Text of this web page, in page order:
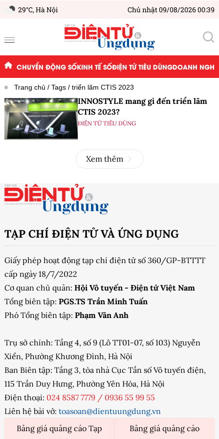
29°C,Hà Nội Chủ nhật 09/08/2026 00:39
CHUYỂN ĐỘNG SỐKINH TẾ SỐĐIỆN TỬ TIÊU DÙNGDOANH
Trang chủ Tags triển lãm CTIS 2023
INNOSTYLE mang gì đến triển lãm
CTIS 2023?
ĐIỆN TỬ TIÊU DÙNG
Xem thêm
TẠP CHÍ ĐIỆN TỬ VÀ ỨNG DỤNG
Giấy phép hoạt động tạp chí điện tử số 360/GP-BTTTT
cấp ngày 18/7/2022
Cơ quan chủ quản: Hội Vô tuyến - Điện tử Việt Nam
Tổng biên tập: PGS.TS Trần Minh Tuấn
Phó Tổng biên tập: Phạm Văn Anh
Trụ sở chính: Tầng 4, số 9 (Lô TT01-07, số 103) Nguyễn
Xiển, Phường Khương Đình, Hà Nội
Ban Biên tập: Tầng 3, tòa nhà Cục Tần số Vô tuyến điện,
115 Trần Duy Hưng, Phường Yên Hòa, Hà Nội
Điện thoại: 024 8587 7779 / 0936 55 99 55
Liên hệ bài vở: toasoan@dientuungdung.vn
Bảng giá quảng cáo Tạp
Bảng giá quảng cáo